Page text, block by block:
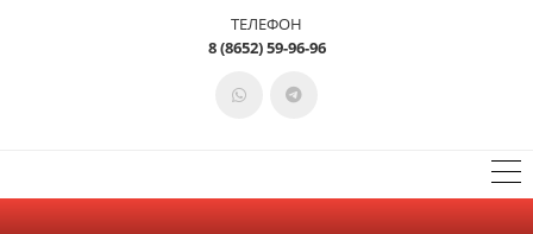
ТЕЛЕФОН
8 (8652) 59-96-96